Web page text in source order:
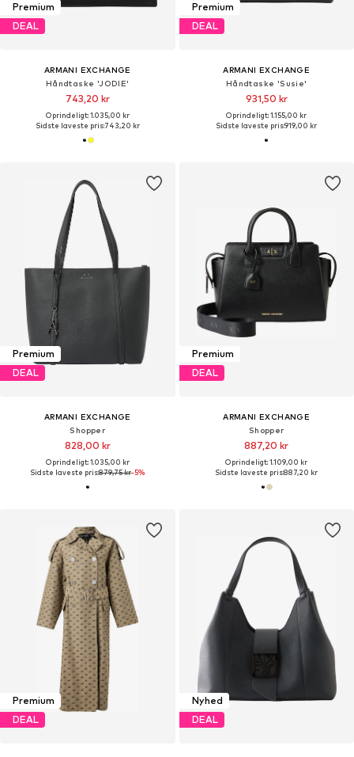
Premium
DEAL
ARMANI EXCHANGE
Håndtaske 'JODIE'
743,20 kr
Oprindeligt: 1.035,00 kr
Sidste laveste pris:743,20 kr
Premium
DEAL
ARMANI EXCHANGE
Håndtaske 'Susie'
931,50 kr
Oprindeligt: 1.155,00 kr
Sidste laveste pris:919,00 kr
Premium
DEAL
ARMANI EXCHANGE
Shopper
828,00 kr
Oprindeligt: 1.035,00 kr
Sidste laveste pris:879,75 kr-5%
Premium
DEAL
ARMANI EXCHANGE
Shopper
887,20 kr
Oprindeligt: 1.109,00 kr
Sidste laveste pris:887,20 kr
Premium
DEAL
Nyhed
DEAL